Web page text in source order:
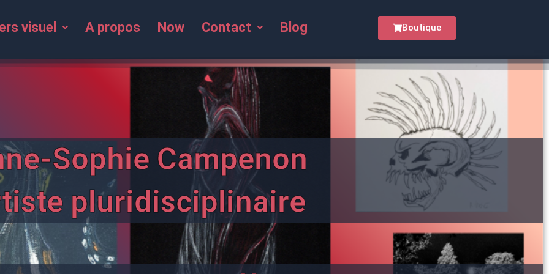
visuel A propos Now Contact Blog Boutique
Sophie Campenon
pluridisciplinaire